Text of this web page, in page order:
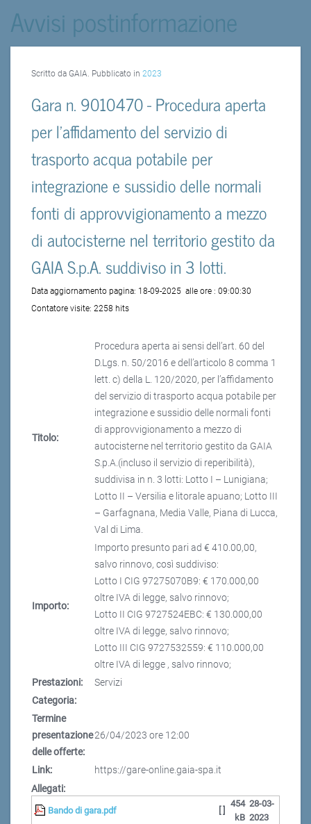
Avvisi postinformazione
Scritto da GAIA. Pubblicato in 2023
Gara n. 9010470 - Procedura aperta
per l’affidamento del servizio di
trasporto acqua potabile per
integrazione e sussidio delle normali
fonti di approvvigionamento a mezzo
di autocisterne nel territorio gestito da
GAIA S.p.A. suddiviso in 3 lotti.
Data aggiornamento pagina: 18-09-2025 alle ore : 09:00:30
Contatore visite: 2258 hits
Titolo:
Procedura aperta ai sensi dell’art. 60 del
D.Lgs. n. 50/2016 e dell’articolo 8 comma 1
lett. c) della L. 120/2020, per l’affidamento
del servizio di trasporto acqua potabile per
integrazione e sussidio delle normali fonti
di approvvigionamento a mezzo di
autocisterne nel territorio gestito da GAIA
S.p.A.(incluso il servizio di reperibilità),
suddivisa in n. 3 lotti: Lotto I – Lunigiana;
Lotto II – Versilia e litorale apuano; Lotto III
– Garfagnana, Media Valle, Piana di Lucca,
Val di Lima.
Importo:
Importo presunto pari ad € 410.00,00,
salvo rinnovo, così suddiviso:
Lotto I CIG 97275070B9: € 170.000,00
oltre IVA di legge, salvo rinnovo;
Lotto II CIG 9727524EBC: € 130.000,00
oltre IVA di legge, salvo rinnovo;
Lotto III CIG 9727532559: € 110.000,00
oltre IVA di legge , salvo rinnovo;
Prestazioni:
Servizi
Categoria:
Termine
presentazione
delle offerte:
26/04/2023 ore 12:00
Link:
https://gare-online.gaia-spa.it
Allegati:
Bando di gara.pdf
454
kB
28-03-
2023